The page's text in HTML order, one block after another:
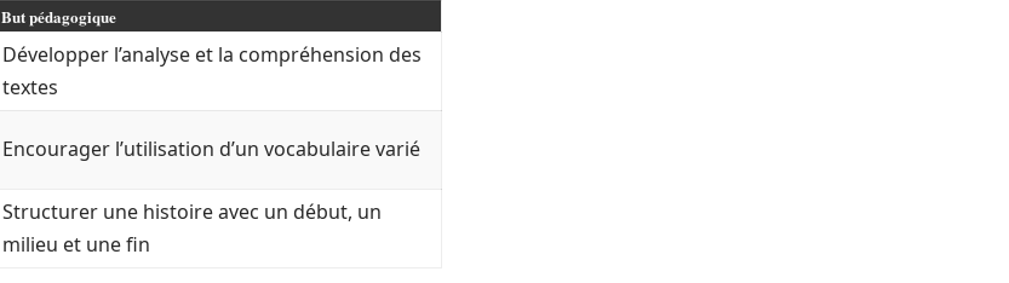
But pédagogique
Développer l’analyse et la compréhension des
textes
Encourager l’utilisation d’un vocabulaire varié
Structurer une histoire avec un début, un
milieu et une fin